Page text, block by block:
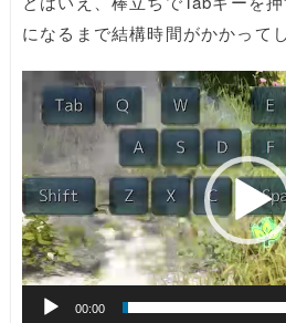
になるまで結構時間がかかって
ー
ヤ
ー
00:00